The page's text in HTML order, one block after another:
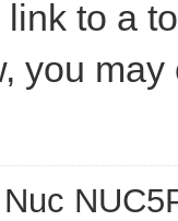
to a
you